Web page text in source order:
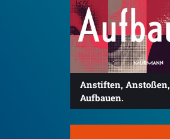
Anstiften, Anstoßen,
Aufbauen.